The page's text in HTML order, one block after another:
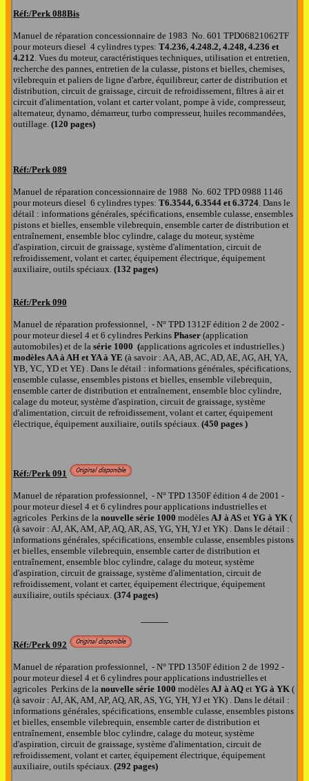
Réf:/Perk 088Bis
Manuel de réparation concessionnaire de 1983 No. 601 TPD06821062TF
pour moteurs diesel 4 cylindres types: T4.236, 4.248.2, 4.248, 4.236 et
4.212. Vues du moteur, caractéristiques techniques, utilisation et entretien,
recherche des pannes, entretien de la culasse, pistons et bielles, chemises,
vilebrequin et paliers de ligne d'arbre, équilibreur, carter de distribution et
distribution, circuit de graissage, circuit de refroidissement, filtres à air et
circuit d'alimentation, volant et carter volant, pompe à vide, compresseur,
alternateur, dynamo, démarreur, turbo compresseur, huiles recommandées,
outillage. (120 pages)
Réf:/Perk 089
Manuel de réparation concessionnaire de 1988 No. 602 TPD 0988 1146
pour moteurs diesel 6 cylindres types: T6.3544, 6.3544 et 6.3724. Dans le
détail : informations générales, spécifications, ensemble culasse, ensembles
pistons et bielles, ensemble vilebrequin, ensemble carter de distribution et
entraînement, ensemble bloc cylindre, calage du moteur, système
d'aspiration, circuit de graissage, système d'alimentation, circuit de
refroidissement, volant et carter, équipement électrique, équipement
auxiliaire, outils spéciaux. (132 pages)
Réf:/Perk 090
Manuel de réparation professionnel, - N° TPD 1312F édition 2 de 2002 -
pour moteur diesel 4 et 6 cylindres Perkins Phaser (application
automobiles) et de la série 1000 (applications agricoles et industrielles.)
modèles AA à AH et YA à YE (à savoir : AA, AB, AC, AD, AE, AG, AH, YA,
YB, YC, YD et YE) . Dans le détail : informations générales, spécifications,
ensemble culasse, ensembles pistons et bielles, ensemble vilebrequin,
ensemble carter de distribution et entraînement, ensemble bloc cylindre,
calage du moteur, système d'aspiration, circuit de graissage, système
d'alimentation, circuit de refroidissement, volant et carter, équipement
électrique, équipement auxiliaire, outils spéciaux. (450 pages )
Réf:/Perk 091
Manuel de réparation professionnel, - N° TPD 1350F édition 4 de 2001 -
pour moteur diesel 4 et 6 cylindres pour applications industrielles et
agricoles Perkins de la nouvelle série 1000 modèles AJ à AS et YG à YK (
(à savoir : AJ, AK, AM, AP, AQ, AR, AS, YG, YH, YJ et YK) . Dans le détail :
informations générales, spécifications, ensemble culasse, ensembles pistons
et bielles, ensemble vilebrequin, ensemble carter de distribution et
entraînement, ensemble bloc cylindre, calage du moteur, système
d'aspiration, circuit de graissage, système d'alimentation, circuit de
refroidissement, volant et carter, équipement électrique, équipement
auxiliaire, outils spéciaux. (374 pages)
Réf:/Perk 092
Manuel de réparation professionnel, - N° TPD 1350F édition 2 de 1992 -
pour moteur diesel 4 et 6 cylindres pour applications industrielles et
agricoles Perkins de la nouvelle série 1000 modèles AJ à AQ et YG à YK (
(à savoir : AJ, AK, AM, AP, AQ, AR, AS, YG, YH, YJ et YK) . Dans le détail :
informations générales, spécifications, ensemble culasse, ensembles pistons
et bielles, ensemble vilebrequin, ensemble carter de distribution et
entraînement, ensemble bloc cylindre, calage du moteur, système
d'aspiration, circuit de graissage, système d'alimentation, circuit de
refroidissement, volant et carter, équipement électrique, équipement
auxiliaire, outils spéciaux. (292 pages)